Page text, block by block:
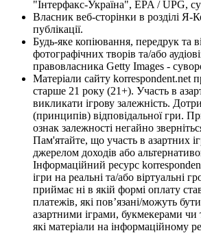
"Інтерфакс-Україна", EPA / UPG,
Власник веб-сторінки в розділі Я-
публікації.
Будь-яке копіювання, передрук та
фотографічних творів та/або
правовласника Getty Images -
Матеріали сайту korrespondent.net
старше 21 року (21+). Участь в
викликати ігрову залежність.
(принципів) відповідальної гри.
ознак залежності негайно
Пам'ятайте, що участь в азартних
джерелом доходів або
Інформаційний ресурс
ігри на реальні та/або віртуальні
приймає ні в якій формі оплату
платежів, які пов’язані/можуть
азартними іграми, букмекерами чи
які матеріали на інформаційному